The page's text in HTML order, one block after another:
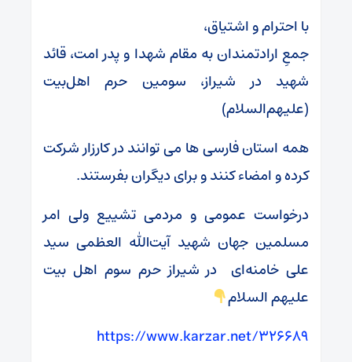
با احترام و اشتیاق،
جمعِ ارادتمندان به مقام شهدا و پدر امت، قائد
شهید در شیراز، سومین حرم اهل‌بیت
(علیهم‌السلام)
همه استان فارسی ها می توانند در کارزار شرکت
کرده و امضاء کنند و برای دیگران بفرستند.
درخواست عمومی و مردمی تشییع ولی امر
مسلمین جهان شهید آیت‌الله العظمی سید
علی خامنه‌ای در شیراز حرم سوم اهل بیت
علیهم السلام
https://www.karzar.net/326689